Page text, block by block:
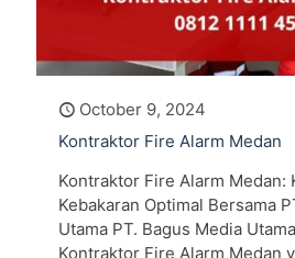
October 9, 2024
Kontraktor Fire Alarm Medan
Kontraktor Fire Alarm Medan:
Kebakaran Optimal Bersama
Utama PT. Bagus Media
Kontraktor Fire Alarm Medan